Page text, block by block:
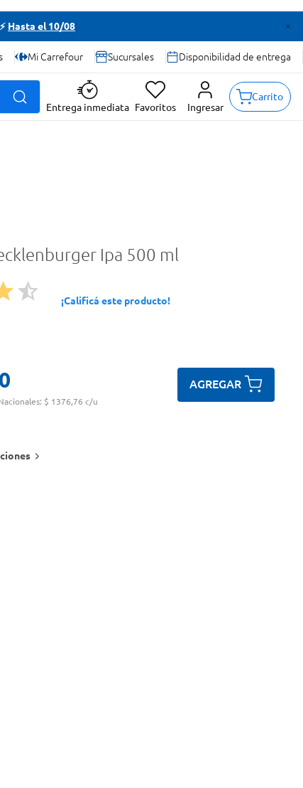
Hasta el 10/08
Mi Carrefour Sucursales Disponibilidad de entrega
Entrega inmediata Favoritos Ingresar
Carrito
Ipa 500 ml
¡Calificá este producto!
$ 1376,76 c/u
AGREGAR